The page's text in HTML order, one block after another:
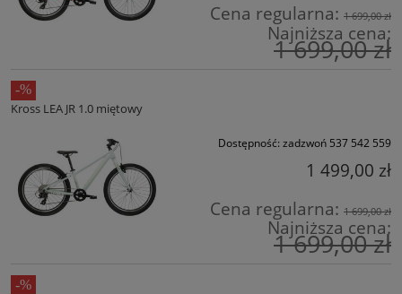
Cena regularna: 1 699,00 zł
Najniższa cena:
1 699,00 zł
Kross LEA JR 1.0 miętowy
Dostępność: zadzwoń 537 542 559
1 499,00 zł
Cena regularna: 1 699,00 zł
Najniższa cena:
1 699,00 zł